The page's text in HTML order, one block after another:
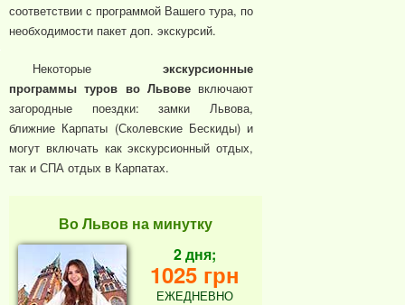
соответствии с программой Вашего тура, по
необходимости пакет доп. экскурсий.
Некоторые экскурсионные
программы туров во Львовевключают
загородные поездки: замки Львова,
ближние Карпаты (Сколевские Бескиды) и
могут включать как экскурсионный отдых,
так и СПА отдых в Карпатах.
Во Львов на минутку
2 дня;
1025 грн
ЕЖЕДНЕВНО